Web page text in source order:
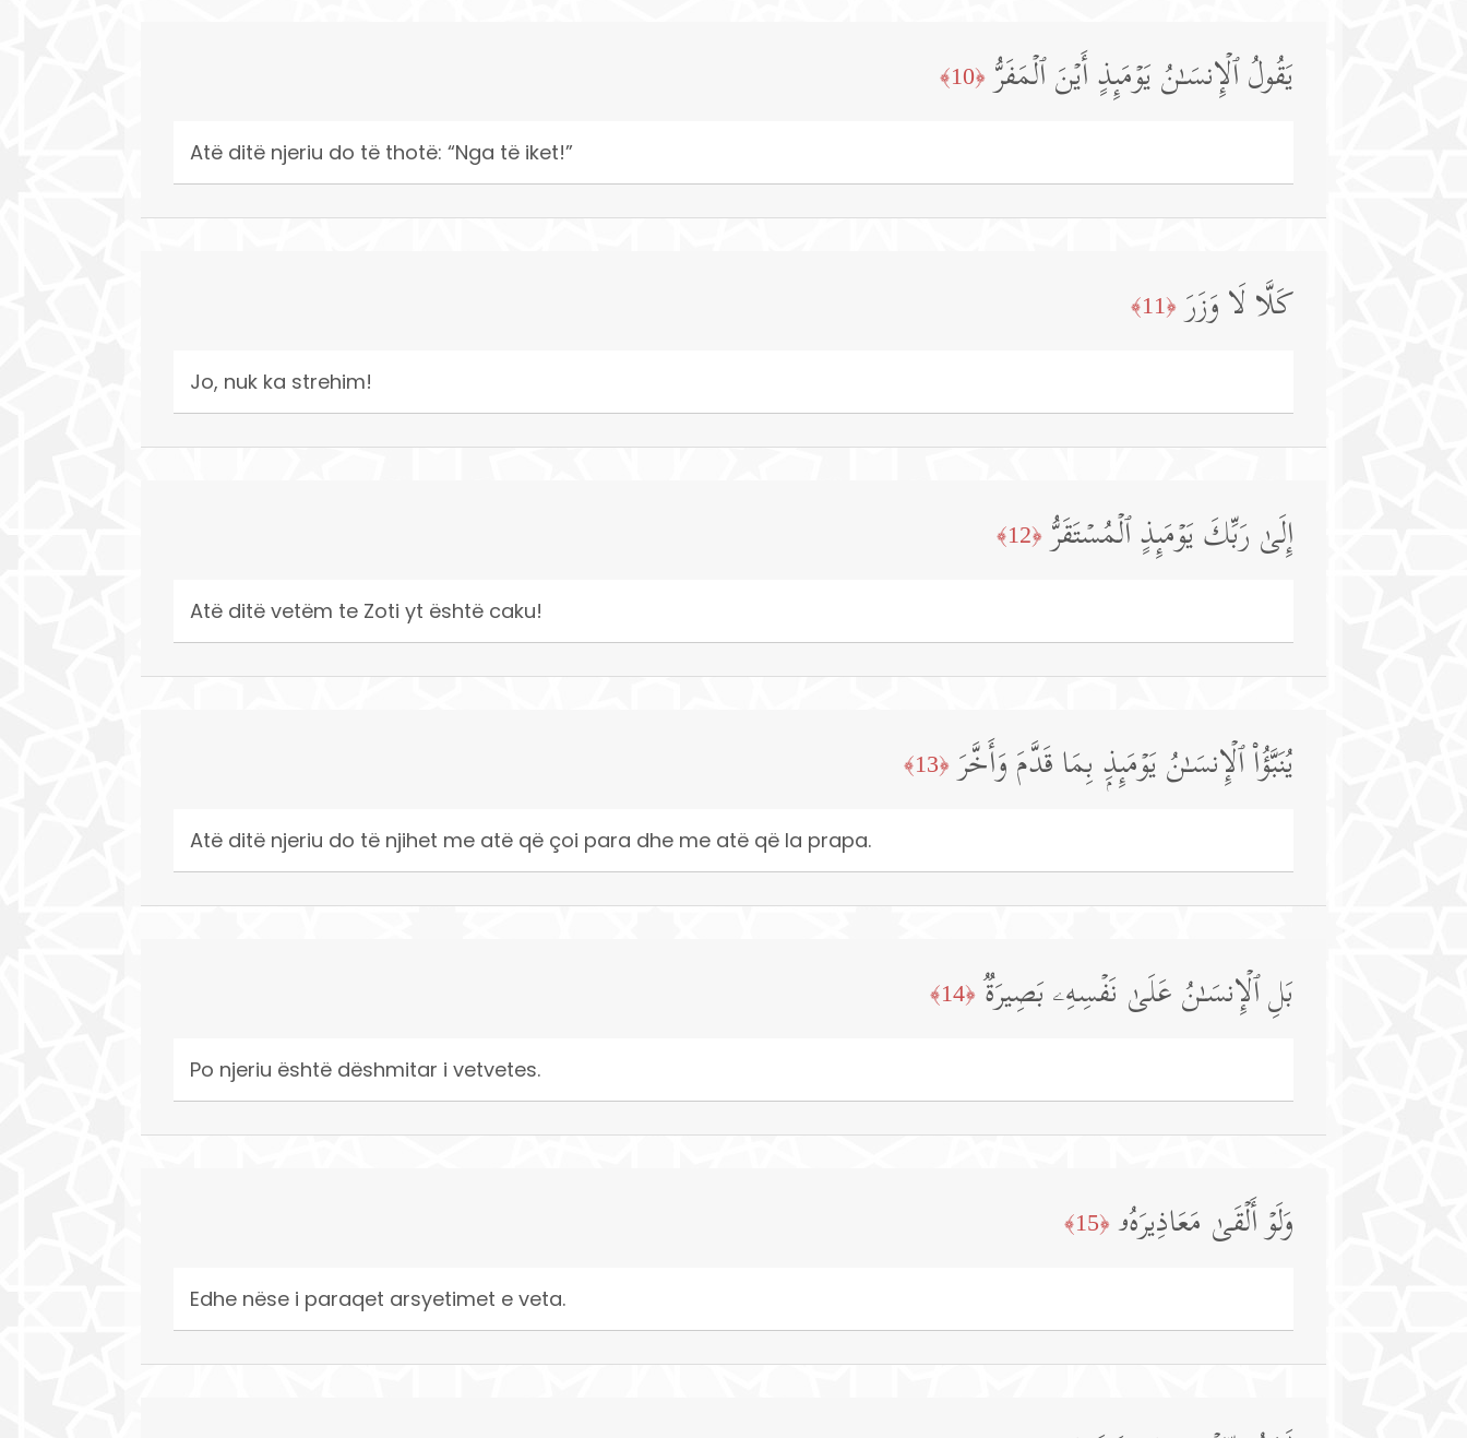
یَقُولُ ٱلۡإِنسَـٰنُ یَوۡمَىِٕذٍ أَیۡنَ ٱلۡمَفَرُّ ﴿10﴾
Atë ditë njeriu do të thotë: “Nga të iket!”
كَلَّا لَا وَزَرَ ﴿11﴾
Jo, nuk ka strehim!
إِلَىٰ رَبِّكَ یَوۡمَىِٕذٍ ٱلۡمُسۡتَقَرُّ ﴿12﴾
Atë ditë vetëm te Zoti yt është caku!
یُنَبَّؤُا۟ ٱلۡإِنسَـٰنُ یَوۡمَىِٕذِۭ بِمَا قَدَّمَ وَأَخَّرَ ﴿13﴾
Atë ditë njeriu do të njihet me atë që çoi para dhe me atë që la prapa.
بَلِ ٱلۡإِنسَـٰنُ عَلَىٰ نَفۡسِهِۦ بَصِیرَةࣱ ﴿14﴾
Po njeriu është dëshmitar i vetvetes.
وَلَوۡ أَلۡقَىٰ مَعَاذِیرَهُۥ ﴿15﴾
Edhe nëse i paraqet arsyetimet e veta.